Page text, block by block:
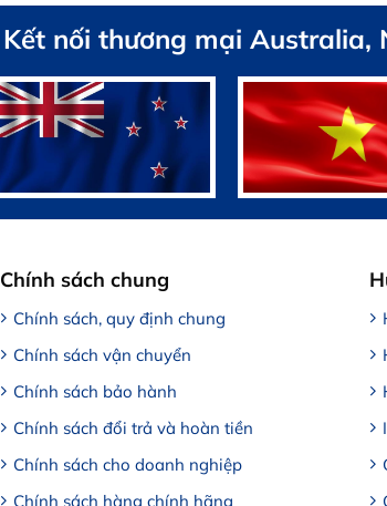
Kết nối thương mại Australia,
Chính sách chung
Chính sách, quy định chung
Chính sách vận chuyển
Chính sách bảo hành
Chính sách đổi trả và hoàn tiền
Chính sách cho doanh nghiệp
Chính sách hàng chính hãng